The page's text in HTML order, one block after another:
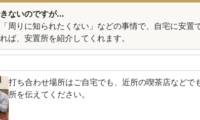
ないのですが...
周りに知られたくない」などの事情で、自宅に安置
ば、安置所を紹介してくれます。
打ち合わせ場所はご自宅でも、近所の喫茶店など
所を伝えてください。